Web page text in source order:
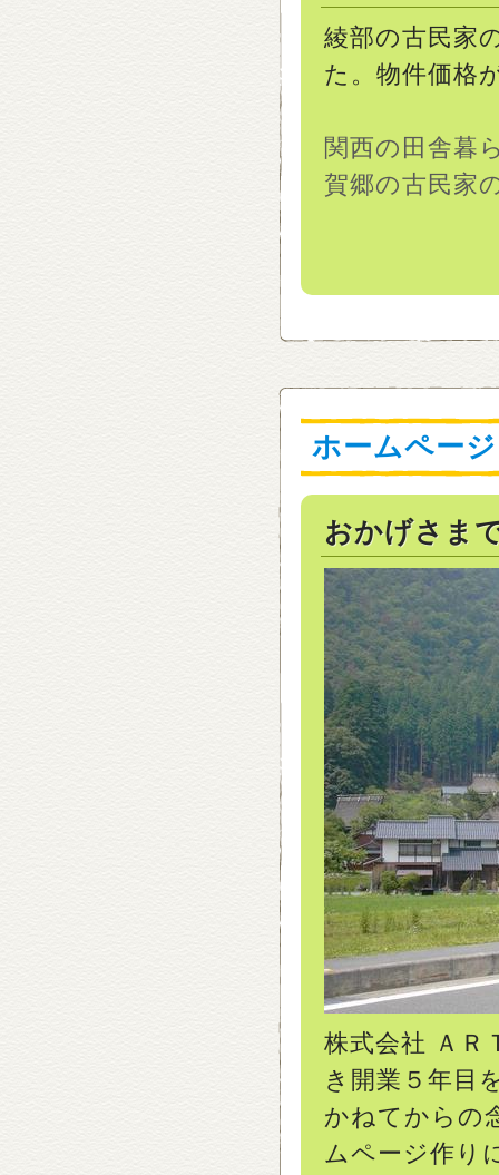
綾部の古民家
た。物件価格
関西の田舎暮
賀郷の古民家
ホームペー
おかげさま
株式会社 Ａ
き開業５年目
かねてからの
ムページ作り